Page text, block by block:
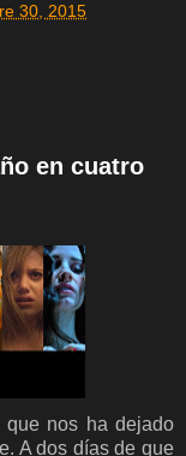
30, 2015
en cuatro
nos ha dejado
A dos días de que